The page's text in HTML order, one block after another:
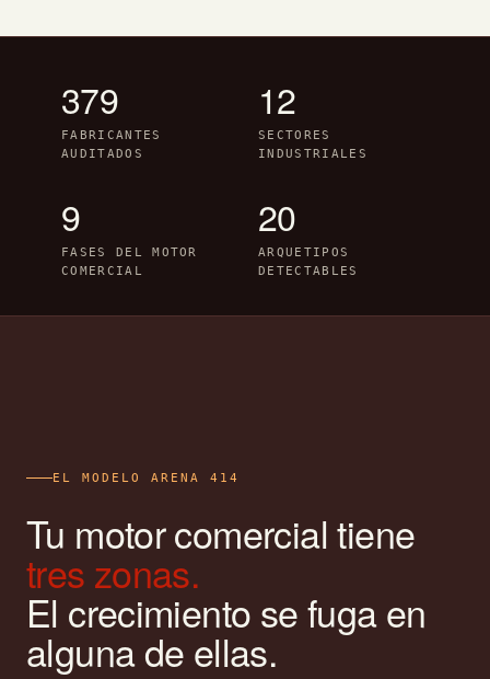
379
FABRICANTES
AUDITADOS
12
SECTORES
INDUSTRIALES
9
FASES DEL MOTOR
COMERCIAL
20
ARQUETIPOS
DETECTABLES
EL MODELO ARENA 414
Tu motor comercial tiene
tres zonas.
El crecimiento se fuga en
alguna de ellas.